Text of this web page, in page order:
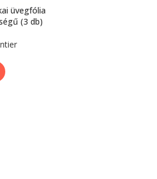
üvegfólia
(3 db)